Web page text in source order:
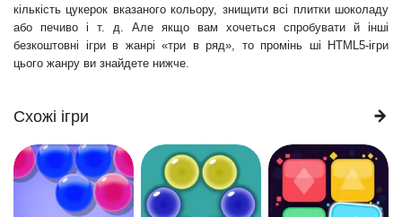
кількість цукерок вказаного кольору, знищити всі плитки шоколаду
або печиво і т. д. Але якщо вам хочеться спробувати й інші
безкоштовні ігри в жанрі «три в ряд», то промінь ші HTML5-ігри
цього жанру ви знайдете нижче.
Схожі ігри